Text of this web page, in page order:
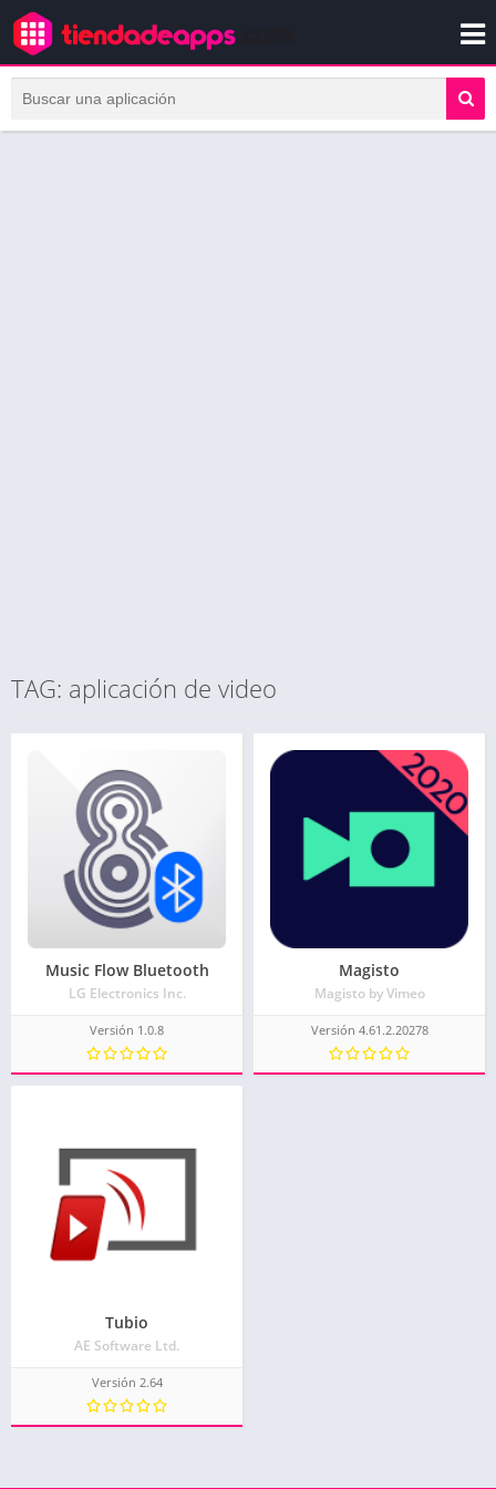
TAG: aplicación de video
Music Flow Bluetooth
LG Electronics Inc.
Versión 1.0.8
Magisto
Magisto by Vimeo
Versión 4.61.2.20278
Tubio
AE Software Ltd.
Versión 2.64